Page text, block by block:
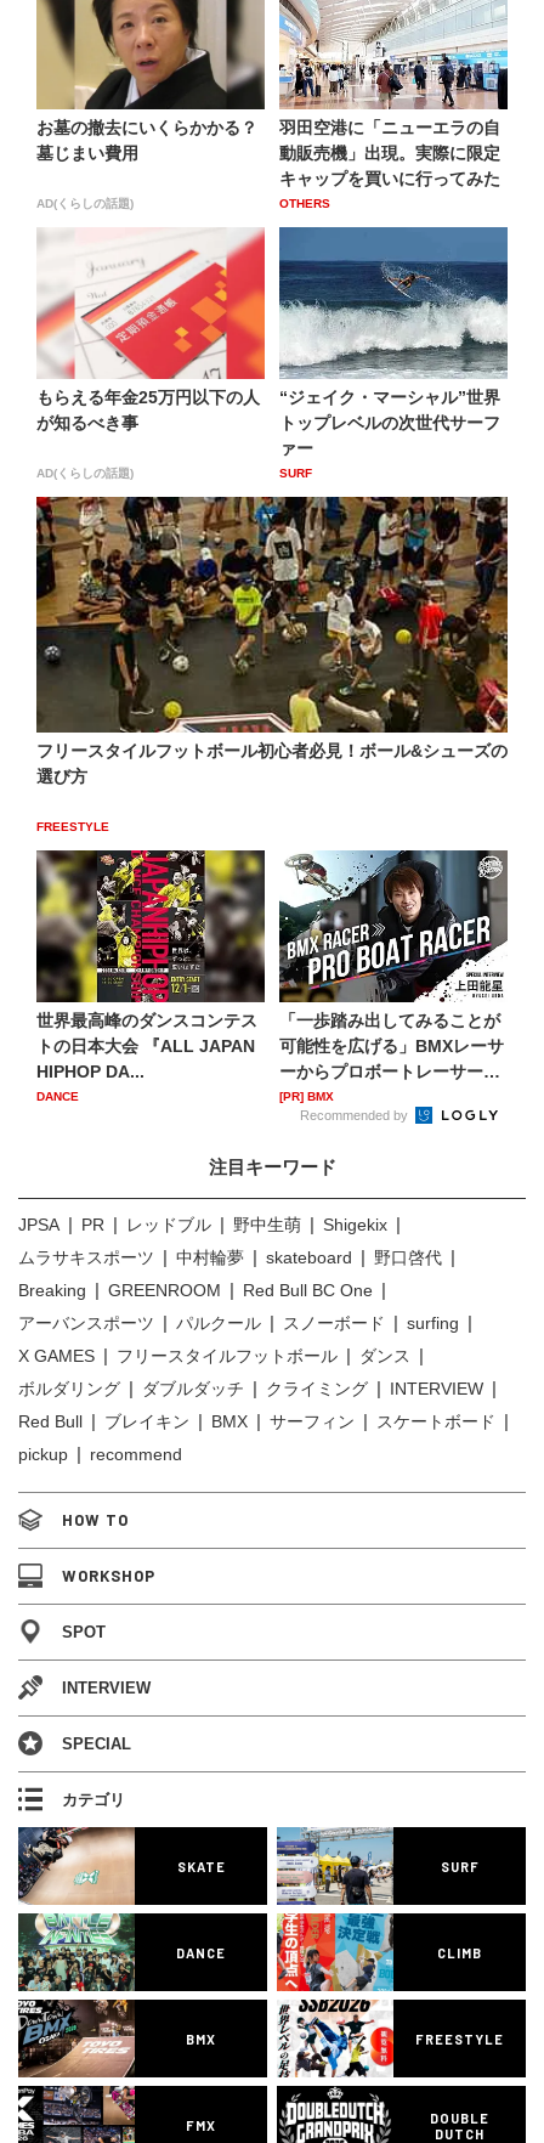
お墓の撤去にいくらかかる？
墓じまい費用
AD(くらしの話題)
羽田空港に「ニューエラの自
動販売機」出現。実際に限定
キャップを買いに行ってみた
OTHERS
もらえる年金25万円以下の人
が知るべき事
AD(くらしの話題)
“ジェイク・マーシャル”世界
トップレベルの次世代サーフ
ァー
SURF
フリースタイルフットボール初心者必見！ボール&シューズの
選び方
FREESTYLE
世界最高峰のダンスコンテス
トの日本大会 『ALL JAPAN
HIPHOP DA...
DANCE
「一歩踏み出してみることが
可能性を広げる」BMXレーサ
ーからプロボートレーサー
へ...
[PR] BMX
Recommended by
注目キーワード
JPSA PR レッドブル 野中生萌
Shigekix
ムラサキスポーツ
中村輪夢 skateboard
野口啓代
Breaking
GREENROOM
Red Bull BC One
アーバンスポーツ
パルクール スノーボード
surfing
X GAMES
フリースタイルフットボール
ダンス
ボルダリング
ダブルダッチ クライミング
INTERVIEW
Red Bull
ブレイキン BMX サーフィン
スケートボード
pickup
recommend
HOW TO
WORKSHOP
SPOT
INTERVIEW
SPECIAL
カテゴリ
SKATE SURF
DANCE CLIMB
BMX FREESTYLE
FMX
DOUBLE
DUTCH